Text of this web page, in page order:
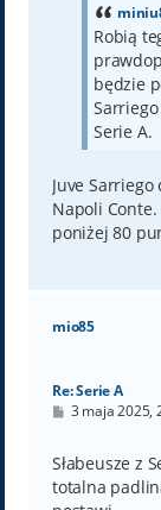
Robią
będzie
Serie A.
Juve
Napoli
poniżej 80
mio85
Re: Serie A
P
t
3 maja 2025,
Słabeusze z
totalna